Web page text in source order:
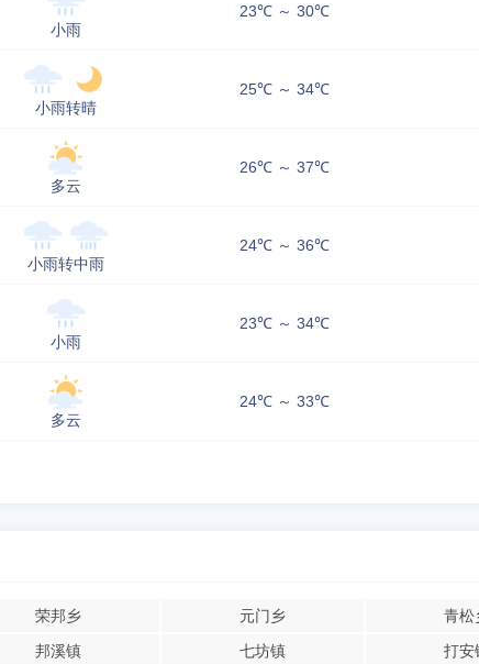
小雨
23℃ ～ 30℃
小雨转晴
25℃ ～ 34℃
多云
26℃ ～ 37℃
小雨转中雨
24℃ ～ 36℃
小雨
23℃ ～ 34℃
多云
24℃ ～ 33℃
荣邦乡 元门乡 青松
邦溪镇 七坊镇 打安